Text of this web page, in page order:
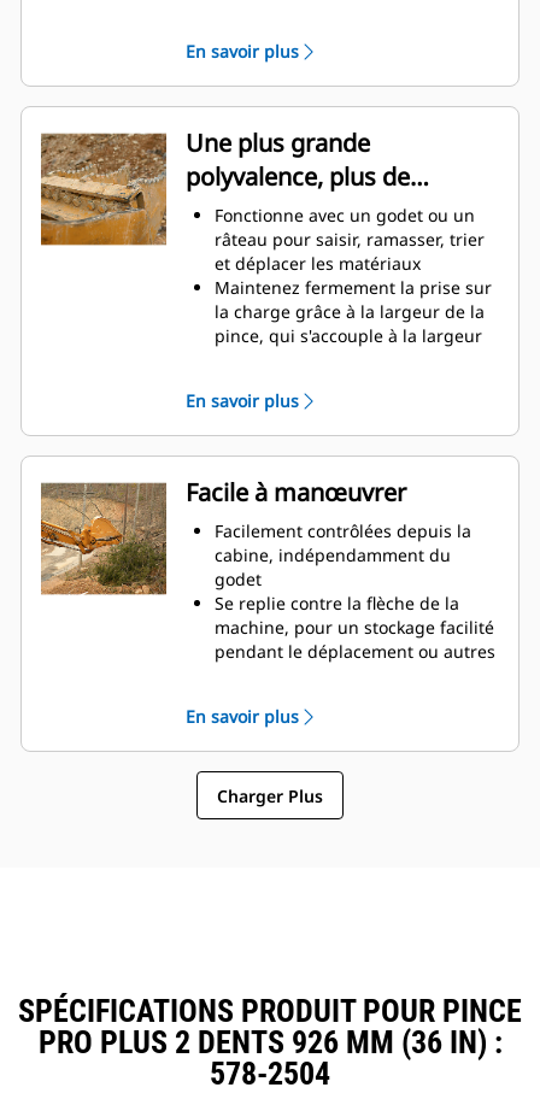
Réalisez des travaux au-dessous
du niveau du sol, des travaux
verticaux ou dans des zones
confinées, en toute facilité. Qu'il
s'agisse de construction de hauts
murs de pierres ou de chargement
de camions à benne haute, il est
des situations où le contrôle de la
charge en hauteur est important.
Augmentez la productivité de
votre machine, de l'excavation à la
manutention de matériaux
En savoir plus
Une plus grande
polyvalence, plus de
productivité
Fonctionne avec un godet ou un
râteau pour saisir, ramasser, trier
et déplacer les matériaux
Maintenez fermement la prise sur
la charge grâce à la largeur de la
pince, qui s'accouple à la largeur
pince et le godet ou râteau grâce à
la courbure unique et la denture
de la pince
Obtenez les pinces les plus
appropriées à vos applications.
Avec quatre configurations de
dents, sélectionnez la meilleure
option, pour une préhension
complète ou le repli de la flèche
lors du transport.
La gestion de plusieurs
d'attache. Il est recommandé de
sélectionner des modèles de
pinces compatibles avec les
attaches à accouplement par axes
Cat, ce qui permet un partage des
En savoir plus
Facile à manœuvrer
Facilement contrôlées depuis la
cabine, indépendamment du
godet
Se replie contre la flèche de la
machine, pour un stockage facilité
pendant le déplacement ou autres
maintenance et du
fonctionnement général font des
pinces un accessoire plus simple
et au coût d'exploitation plus
abordable que les grappins
En savoir plus
Charger Plus
SPÉCIFICATIONS PRODUIT POUR PINCE
PRO PLUS 2 DENTS 926 MM (36 IN) :
578-2504